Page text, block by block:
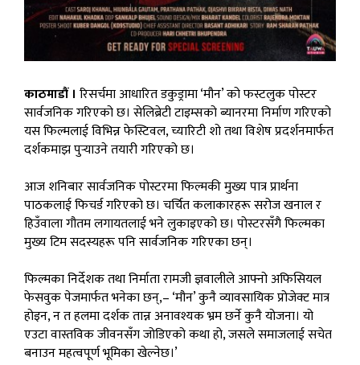
काठमाडौं । रिसर्चमा आधारित डकुड्रामा ‘मौन’ को फस्टलुक पोस्टर
सार्वजनिक गरिएको छ। सेलिब्रेटी टाइम्सको ब्यानरमा निर्माण गरिएको
यस फिल्मलाई विभिन्न फेस्टिवल, च्यारिटी शो तथा विशेष प्रदर्शनमार्फत
दर्शकमाझ पुर्‍याउने तयारी गरिएको छ।
आज शनिबार सार्वजनिक पोस्टरमा फिल्मकी मुख्य पात्र प्रार्थना
पाठकलाई फिचर्ड गरिएको छ। चर्चित कलाकारहरू सरोज खनाल र
हिउँवाला गौतम लगायतलाई भने लुकाइएको छ। पोस्टरसँगै फिल्मका
मुख्य टिम सदस्यहरू पनि सार्वजनिक गरिएका छन्।
फिल्मका निर्देशक तथा निर्माता रामजी ज्ञवालीले आफ्नो अफिसियल
फेसवुक पेजमार्फत भनेका छन्,– ‘मौन’ कुनै व्यावसायिक प्रोजेक्ट मात्र
होइन, न त हलमा दर्शक तान्न अनावश्यक भ्रम छर्ने कुनै योजना। यो
एउटा वास्तविक जीवनसँग जोडिएको कथा हो, जसले समाजलाई सचेत
बनाउन महत्वपूर्ण भूमिका खेल्नेछ।’